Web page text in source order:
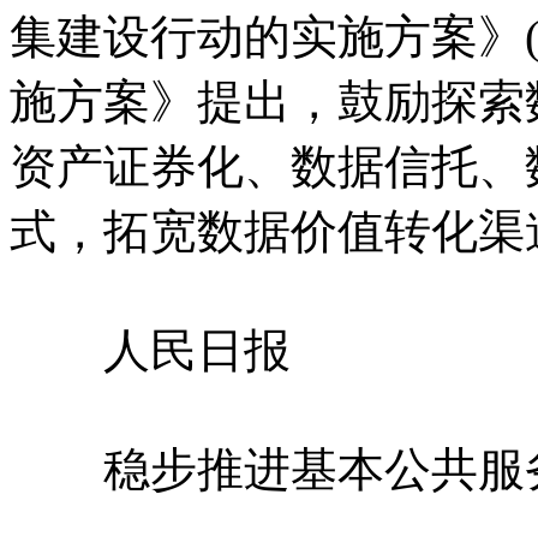
集建设行动的实施方案
施方案》提出，鼓励探
资产证券化、数据信托
式，拓宽数据价值转化渠
人民日报
稳步推进基本公共服